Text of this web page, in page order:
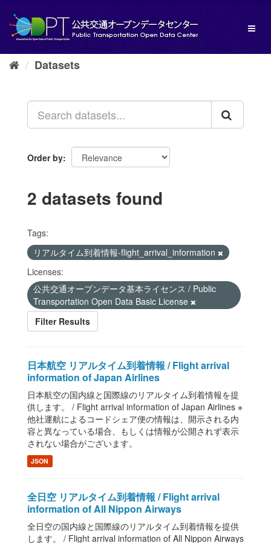
content
Datasets
Order by
2 datasets found
Tags:
リアルタイム到着情報-flight_arrival_information
Licenses:
公共交通オープンデータ基本ライセンス / Public
Transportation Open Data Basic License
Filter Results
日本航空 リアルタイム到着情報 / Flight arrival
information of Japan Airlines
日本航空の国内線と国際線のリアルタイム到着情報を提
供します。 / Flight arrival information of Japan Airlines ※
他社運航によるコードシェア便の情報は、開示される内
容と異なっている場合、もしくは情報が公開されず表示
されない場合がございます。
JSON
全日空 リアルタイム到着情報 / Flight arrival
information of All Nippon Airways
全日空の国内線と国際線のリアルタイム到着情報を提供
します。 / Flight arrival information of All Nippon Airways